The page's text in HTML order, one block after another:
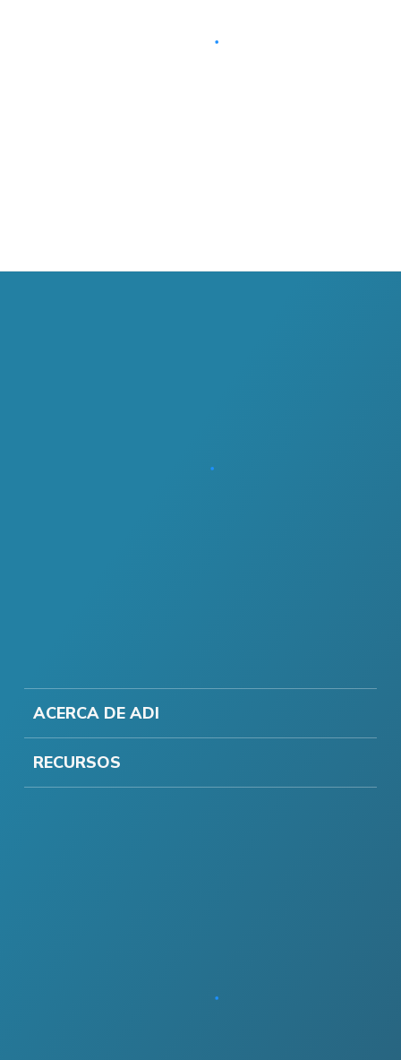
ACERCA DE ADI
RECURSOS